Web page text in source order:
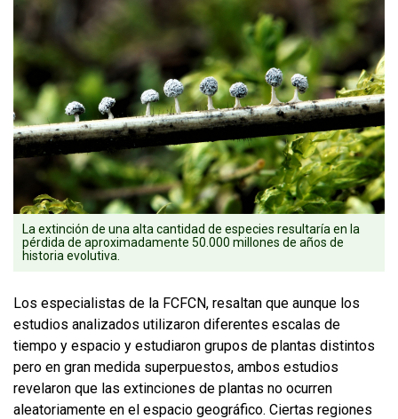
La extinción de una alta cantidad de especies resultaría en la
pérdida de aproximadamente 50.000 millones de años de
historia evolutiva.
Los especialistas de la FCFCN, resaltan que aunque los
estudios analizados utilizaron diferentes escalas de
tiempo y espacio y estudiaron grupos de plantas distintos
pero en gran medida superpuestos, ambos estudios
revelaron que las extinciones de plantas no ocurren
aleatoriamente en el espacio geográfico. Ciertas regiones